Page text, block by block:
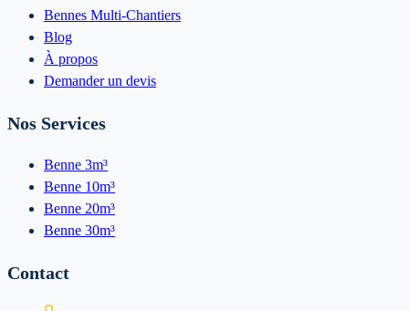
Bennes Multi-Chantiers
Blog
À propos
Demander un devis
Nos Services
Benne 3m³
Benne 10m³
Benne 20m³
Benne 30m³
Contact